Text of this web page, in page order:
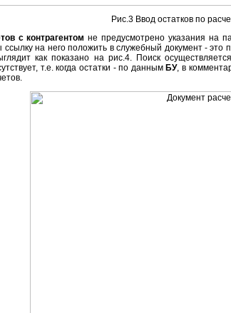
Рис.3 Ввод остатков по
с контрагентом не предусмотрено указания на
ссылку на него положить в служебный документ -
как показано на рис.4. Поиск
т.е. когда остатки - по данным БУ, в